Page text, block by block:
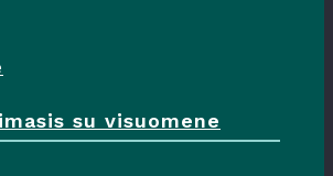
su visuomene